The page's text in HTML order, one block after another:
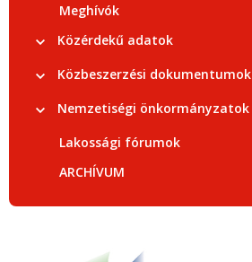
Meghívók
Közérdekű adatok
Közbeszerzési dokumentumok
Nemzetiségi önkormányzatok
Lakossági fórumok
ARCHÍVUM